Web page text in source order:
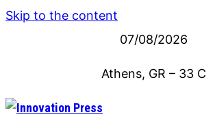
Skip to the content
07/08/2026
Athens, GR – 33 C